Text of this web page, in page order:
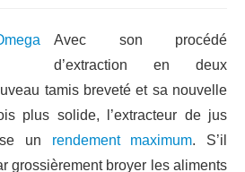
Avec son procédé
d’extraction en deux
tamis breveté et sa nouvelle
plus solide, l’extracteur de jus
un rendement maximum. S’il
grossièrement broyer les aliments